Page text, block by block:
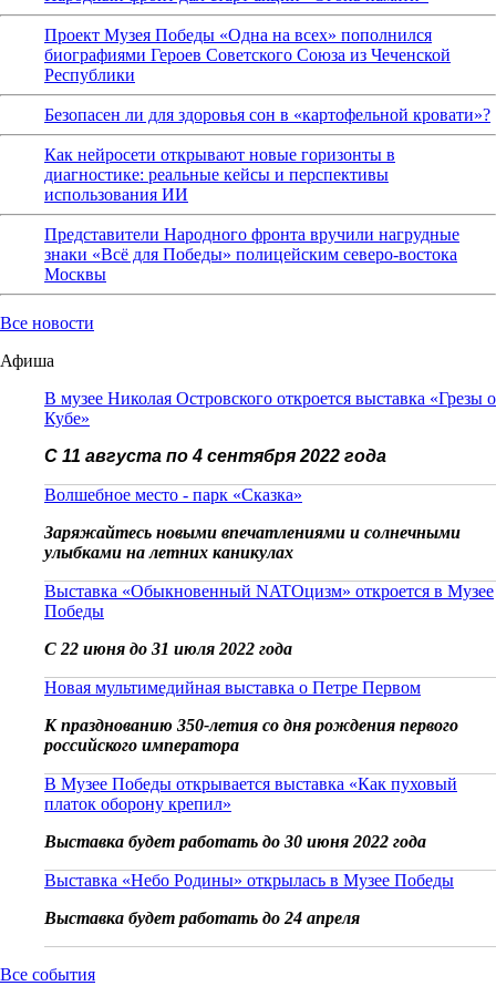
Проект Музея Победы «Одна на всех» пополнился
биографиями Героев Советского Союза из Чеченской
Республики
Безопасен ли для здоровья сон в «картофельной кровати»?
Как нейросети открывают новые горизонты в
диагностике: реальные кейсы и перспективы
использования ИИ
Представители Народного фронта вручили нагрудные
знаки «Всё для Победы» полицейским северо-востока
Москвы
Все новости
Афиша
В музее Николая Островского откроется выставка «Грезы о
Кубе»
С 11 августа по 4 сентября 2022 года
Волшебное место - парк «Сказка»
Заряжайтесь новыми впечатлениями и солнечными
улыбками на летних каникулах
Выставка «Обыкновенный NATOцизм» откроется в Музее
Победы
С 22 июня до 31 июля 2022 года
Новая мультимедийная выставка о Петре Первом
К празднованию 350-летия со дня рождения первого
российского императора
В Музее Победы открывается выставка «Как пуховый
платок оборону крепил»
Выставка будет работать до 30 июня 2022 года
Выставка «Небо Родины» открылась в Музее Победы
Выставка будет работать до 24 апреля
Все события